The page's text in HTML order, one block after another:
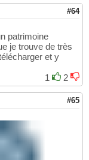
#64
patrimoine
je trouve de très
et y
1
2
#65